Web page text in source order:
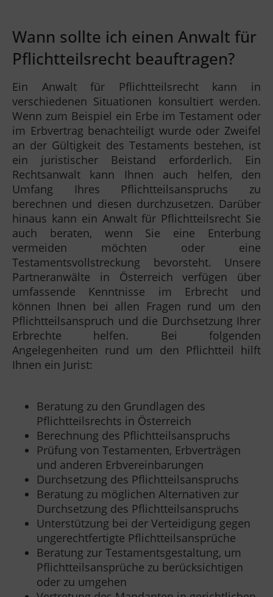
Wann sollte ich einen Anwalt für
Pflichtteilsrecht beauftragen?
Ein Anwalt für Pflichtteilsrecht kann in
verschiedenen Situationen konsultiert werden.
Wenn zum Beispiel ein Erbe im Testament oder
im Erbvertrag benachteiligt wurde oder Zweifel
an der Gültigkeit des Testaments bestehen, ist
ein juristischer Beistand erforderlich. Ein
Rechtsanwalt kann Ihnen auch helfen, den
Umfang Ihres Pflichtteilsanspruchs zu
berechnen und diesen durchzusetzen. Darüber
hinaus kann ein Anwalt für Pflichtteilsrecht Sie
auch beraten, wenn Sie eine Enterbung
vermeiden möchten oder eine
Testamentsvollstreckung bevorsteht. Unsere
Partneranwälte in Österreich verfügen über
umfassende Kenntnisse im Erbrecht und
können Ihnen bei allen Fragen rund um den
Pflichtteilsanspruch und die Durchsetzung Ihrer
Erbrechte helfen. Bei folgenden
Angelegenheiten rund um den Pflichtteil hilft
Ihnen ein Jurist:
Beratung zu den Grundlagen des
Pflichtteilsrechts in Österreich
Berechnung des Pflichtteilsanspruchs
Prüfung von Testamenten, Erbverträgen
und anderen Erbvereinbarungen
Durchsetzung des Pflichtteilsanspruchs
Beratung zu möglichen Alternativen zur
Durchsetzung des Pflichtteilsanspruchs
Unterstützung bei der Verteidigung gegen
ungerechtfertigte Pflichtteilsansprüche
Beratung zur Testamentsgestaltung, um
Pflichtteilsansprüche zu berücksichtigen
oder zu umgehen